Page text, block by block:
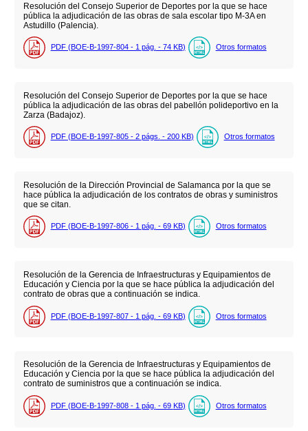
Resolución del Consejo Superior de Deportes por la que se hace
pública la adjudicación de las obras de sala escolar tipo M-3A en
Astudillo (Palencia).
PDF (BOE-B-1997-804 - 1 pág. - 74 KB) Otros formatos
Resolución del Consejo Superior de Deportes por la que se hace
pública la adjudicación de las obras del pabellón polideportivo en la
Zarza (Badajoz).
PDF (BOE-B-1997-805 - 2 págs. - 200 KB) Otros formatos
Resolución de la Dirección Provincial de Salamanca por la que se
hace pública la adjudicación de los contratos de obras y suministros
que se citan.
PDF (BOE-B-1997-806 - 1 pág. - 69 KB) Otros formatos
Resolución de la Gerencia de Infraestructuras y Equipamientos de
Educación y Ciencia por la que se hace pública la adjudicación del
contrato de obras que a continuación se indica.
PDF (BOE-B-1997-807 - 1 pág. - 69 KB) Otros formatos
Resolución de la Gerencia de Infraestructuras y Equipamientos de
Educación y Ciencia por la que se hace pública la adjudicación del
contrato de suministros que a continuación se indica.
PDF (BOE-B-1997-808 - 1 pág. - 69 KB) Otros formatos